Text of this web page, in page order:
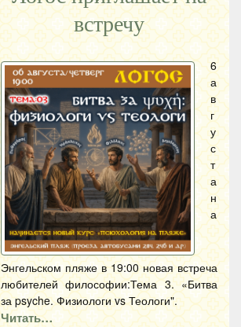
встречу
6
а
в
г
у
с
т
а
н
а
Энгельском пляже в 19:00 новая встреча
любителей философии:Тема 3. «Битва
за psyche. Физиологи vs Теологи".
Читать…